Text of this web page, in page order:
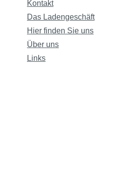
Kontakt
Das Ladengeschäft
Hier finden Sie uns
Über uns
Links